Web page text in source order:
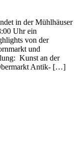
in der Mühlhäuser
Uhr ein
von der
und
Kunst an der
Antik- […]